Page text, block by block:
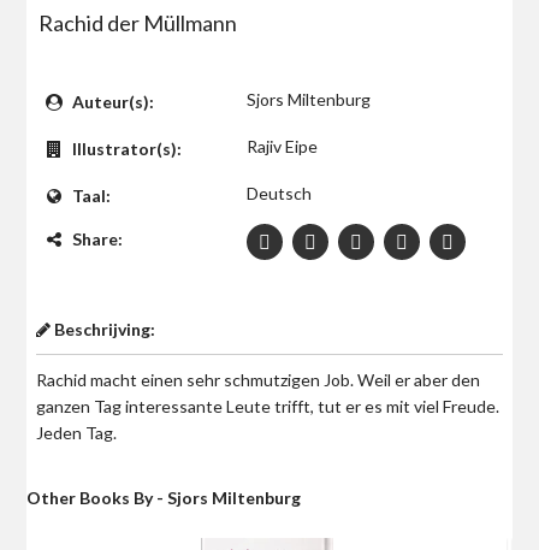
Rachid der Müllmann
Auteur(s): Sjors Miltenburg
Illustrator(s): Rajiv Eipe
Taal: Deutsch
Share:
Beschrijving:
Rachid macht einen sehr schmutzigen Job. Weil er aber den
ganzen Tag interessante Leute trifft, tut er es mit viel Freude.
Jeden Tag.
Other Books By - Sjors Miltenburg